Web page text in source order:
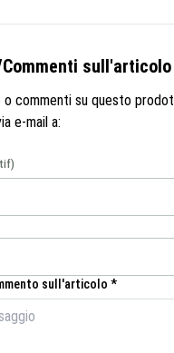
Commenti sull'articolo
o commenti su questo
e-mail a:
sull'articolo *